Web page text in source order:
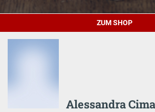
ZUM SHOP
Alessandra